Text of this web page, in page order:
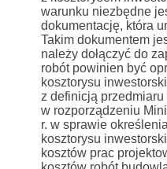
warunku niezbędne
dokumentację, która
Takim dokumentem
należy dołączyć do
robót powinien być
kosztorysu
z definicją
w rozporządzeniu
r. w sprawie
kosztorysu
kosztów prac